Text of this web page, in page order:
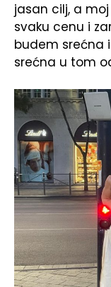
jasan cilj, a
svaku cenu i
budem srećna
srećna u tom